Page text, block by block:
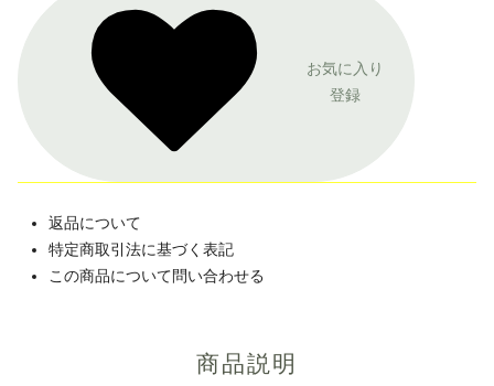
お気に入り
登録
返品について
特定商取引法に基づく表記
この商品について問い合わせる
商品説明